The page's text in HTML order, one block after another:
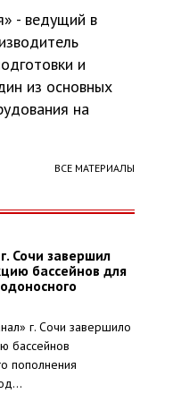
- ведущий в
и
из основных
на
ВСЕ МАТЕРИАЛЫ
Сочи завершил
бассейнов для
г. Сочи завершило
бассейнов
пополнения